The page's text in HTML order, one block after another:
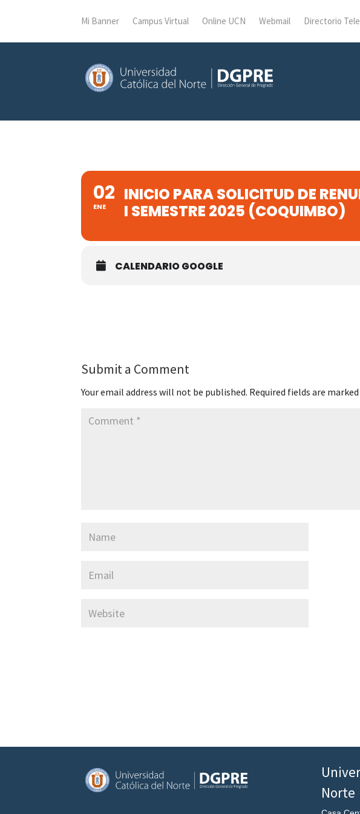
Mi Banner Campus Virtual Online UCN Webmail Directorio
02
ENE
INICIO PARA SOLICITUD DE
I SEMESTRE 2025 (COQUIMBO)
CALENDARIO GOOGLE
Submit a Comment
Your email address will not be published. Required fields are marked
Norte